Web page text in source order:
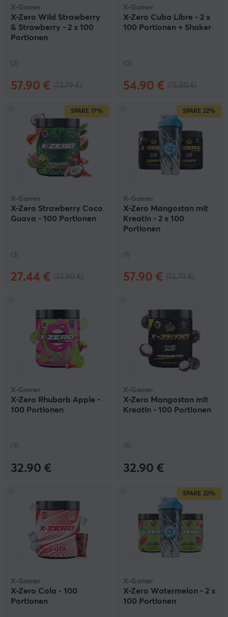
X-Gamer
X-Zero Wild Strawberry
& Strawberry - 2 x 100
Portionen
(2)
57.90 €
X-Gamer
X-Zero Cuba Libre - 2 x
100 Portionen + Shaker
(0)
54.90 €
SPARE 17%
X-Gamer
X-Zero Strawberry Coco
Guava - 100 Portionen
(3)
27.44 €
SPARE 22%
X-Gamer
X-Zero Mangostan mit
Kreatin - 2 x 100
Portionen
(1)
57.90 €
X-Gamer
X-Zero Rhubarb Apple -
100 Portionen
(9)
32.90 €
X-Gamer
X-Zero Mangostan mit
Kreatin - 100 Portionen
(8)
32.90 €
X-Gamer
X-Zero Cola - 100
Portionen
SPARE 22%
X-Gamer
X-Zero Watermelon - 2 x
100 Portionen